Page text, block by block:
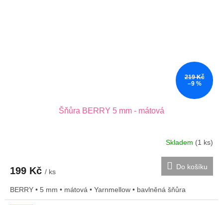
219 Kč
–9 %
Šňůra BERRY 5 mm - mátová
Skladem (1 ks)
199 Kč / ks
Do košíku
BERRY • 5 mm • mátová • Yarnmellow • bavlněná šňůra